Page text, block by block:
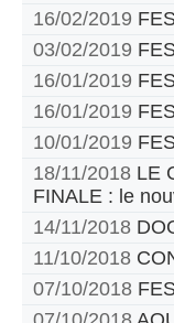
16/02/2019
03/02/2019
16/01/2019
16/01/2019
10/01/2019
18/11/2018 LE
FINALE : le
14/11/2018
11/10/2018
07/10/2018